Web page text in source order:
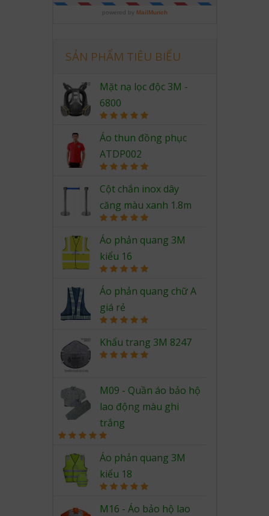
SẢN PHẨM TIÊU BIỂU
Mặt nạ lọc độc 3M -
6800
out of 5
Áo thun đồng phục
ATDP002
out of 5
Cột chắn inox dây
căng màu xanh 1.8m
out of 5
Áo phản quang 3M
kiểu 16
out of 5
Áo phản quang chữ A
giá rẻ
out of 5
Khẩu trang 3M 8247
M09 - Quần áo bảo hộ
lao động màu ghi
trắng
out of 5
Áo phản quang 3M
kiểu 18
out of 5
M16 - Áo bảo hộ lao